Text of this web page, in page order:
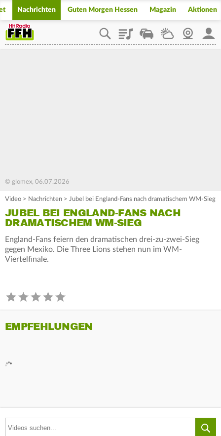
Nachrichten Guten Morgen Hessen Magazin Aktionen
PlaylistStaupilotWetterWebcam
© glomex, 06.07.2026
Video > Nachrichten > Jubel bei England-Fans nach dramatischem WM-Sieg
JUBEL BEI ENGLAND-FANS NACH
DRAMATISCHEM WM-SIEG
England-Fans feiern den dramatischen drei-zu-zwei-Sieg
gegen Mexiko. Die Three Lions stehen nun im WM-
Viertelfinale.
EMPFEHLUNGEN